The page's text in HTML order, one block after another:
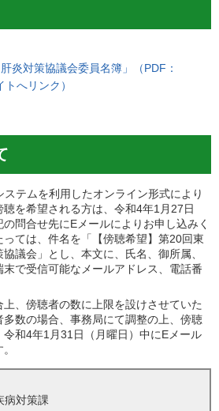
炎対策協議会委員名簿」（PDF：
へリンク）
テムを利用したオンライン形式により
を希望される方は、令和4年1月27日
の問合せ先にEメールによりお申し込みく
ては、件名を「【傍聴希望】第20回東
議会」とし、本文に、氏名、御所属、
で受信可能なメールアドレス、電話番
、傍聴者の数に上限を設けさせていた
数の場合、事務局にて調整の上、傍聴
令和4年1月31日（月曜日）中にEメール
病対策課